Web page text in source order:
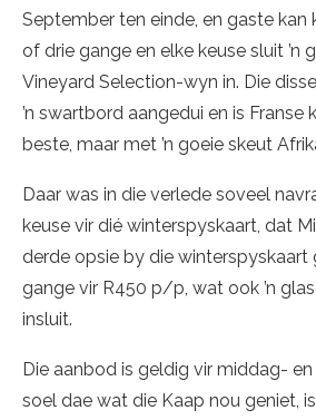
September ten einde, en gaste kan
of drie gange en elke keuse sluit ’n
Vineyard Selection-wyn in. Die
’n swartbord aangedui en is Franse
beste, maar met ’n goeie skeut
Daar was in die verlede soveel
keuse vir dié winterspyskaart, dat
derde opsie by die winterspyskaart
gange vir R450 p/p, wat ook ’n
insluit.
Die aanbod is geldig vir middag-
soel dae wat die Kaap nou geniet,